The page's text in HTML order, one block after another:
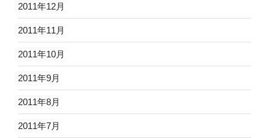
2011年12月
2011年11月
2011年10月
2011年9月
2011年8月
2011年7月